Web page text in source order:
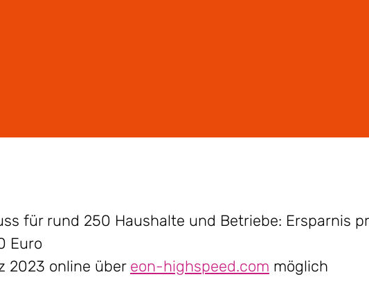
für rund 250 Haushalte und Betriebe: Ersparnis
Euro
2023 online über eon-highspeed.com möglich